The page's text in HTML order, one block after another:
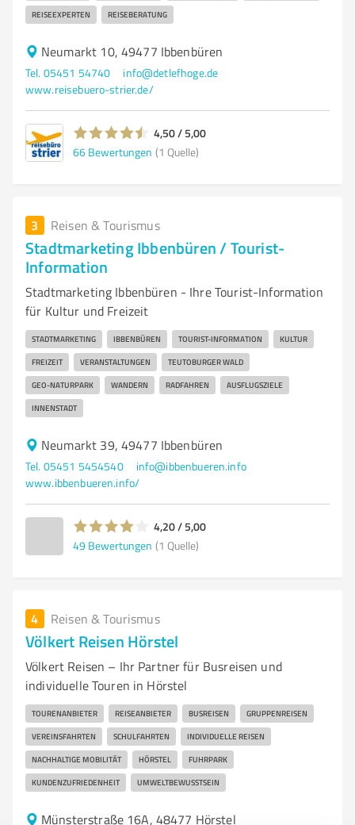
REISEEXPERTEN REISEBERATUNG
Neumarkt 10, 49477 Ibbenbüren
Tel. 05451 54740
info@detlefhoge.de
www.reisebuero-strier.de/
4,50 / 5,00
66 Bewertungen (1 Quelle)
3 Reisen & Tourismus
Stadtmarketing Ibbenbüren / Tourist-
Information
Stadtmarketing Ibbenbüren - Ihre Tourist-Information
für Kultur und Freizeit
STADTMARKETING IBBENBÜREN TOURIST-INFORMATION KULTUR
FREIZEIT VERANSTALTUNGEN TEUTOBURGER WALD
GEO-NATURPARK WANDERN RADFAHREN AUSFLUGSZIELE
INNENSTADT
Neumarkt 39, 49477 Ibbenbüren
Tel. 05451 5454540
info@ibbenbueren.info
www.ibbenbueren.info/
4,20 / 5,00
49 Bewertungen (1 Quelle)
4 Reisen & Tourismus
Völkert Reisen Hörstel
Völkert Reisen – Ihr Partner für Busreisen und
individuelle Touren in Hörstel
TOURENANBIETER REISEANBIETER BUSREISEN GRUPPENREISEN
VEREINSFAHRTEN SCHULFAHRTEN INDIVIDUELLE REISEN
NACHHALTIGE MOBILITÄT HÖRSTEL FUHRPARK
KUNDENZUFRIEDENHEIT UMWELTBEWUSSTSEIN
Münsterstraße 16A, 48477 Hörstel